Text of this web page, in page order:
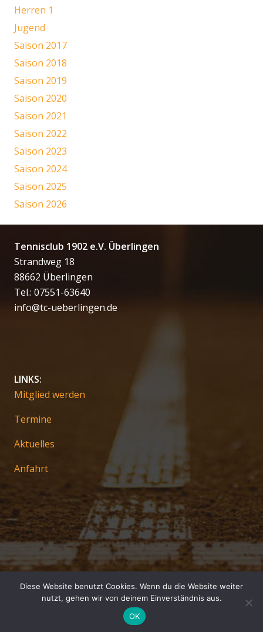
Herren 1
Jugend
Saison 2017
Saison 2018
Saison 2019
Saison 2020
Saison 2021
Saison 2022
Saison 2023
Saison 2024
Saison 2025
Saison 2026
Tennisclub 1902 e.V. Überlingen
Strandweg 18
88662 Überlingen
Tel.: 07551-63640
info@tc-ueberlingen.de
LINKS:
Mitglied werden
Termine
Aktuelles
Anfahrt
Impressum
Diese Website benutzt Cookies. Wenn du die Website weiter
nutzt, gehen wir von deinem Einverständnis aus.
OK